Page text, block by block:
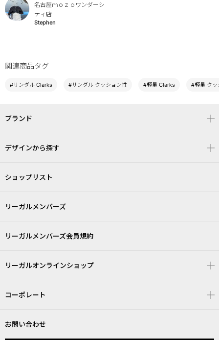
名古屋ｍｏｚｏワンダーシ
ティ店
Stephen
関連商品タグ
#サンダル Clarks #サンダル クッション性 #軽量 Clarks #軽量 クッ
ブランド
デザインから探す
ショップリスト
リーガルメンバーズ
リーガルメンバーズ会員規約
リーガルオンラインショップ
コーポレート
お問い合わせ